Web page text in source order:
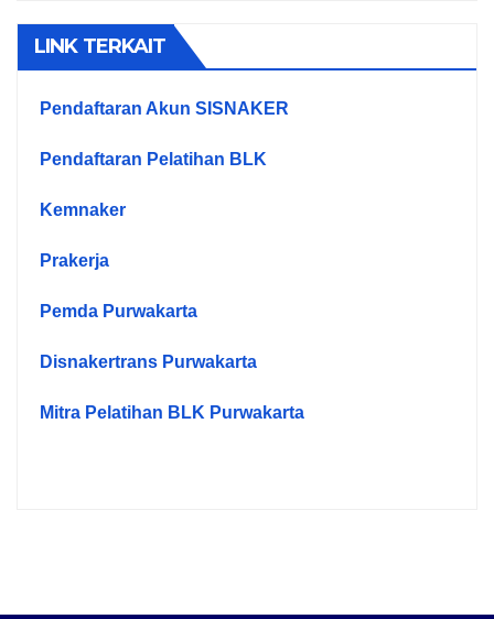
LINK TERKAIT
Pendaftaran Akun SISNAKER
Pendaftaran Pelatihan BLK
Kemnaker
Prakerja
Pemda Purwakarta
Disnakertrans Purwakarta
Mitra Pelatihan BLK Purwakarta